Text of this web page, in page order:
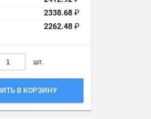
2338.68 ₽
2262.48 ₽
шт.
В КОРЗИНУ